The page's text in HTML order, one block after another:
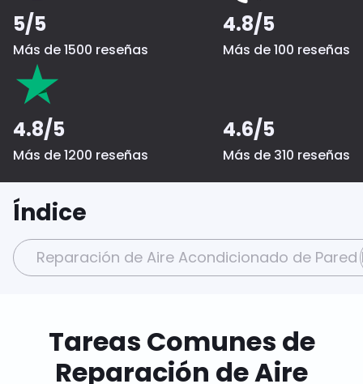
5/5
Más de 1500 reseñas
4.8/5
Más de 100 reseñas
4.8/5
Más de 1200 reseñas
4.6/5
Más de 310 reseñas
Índice
Reparación de Aire Acondicionado de Pared
Tareas Comunes de
Reparación de Aire